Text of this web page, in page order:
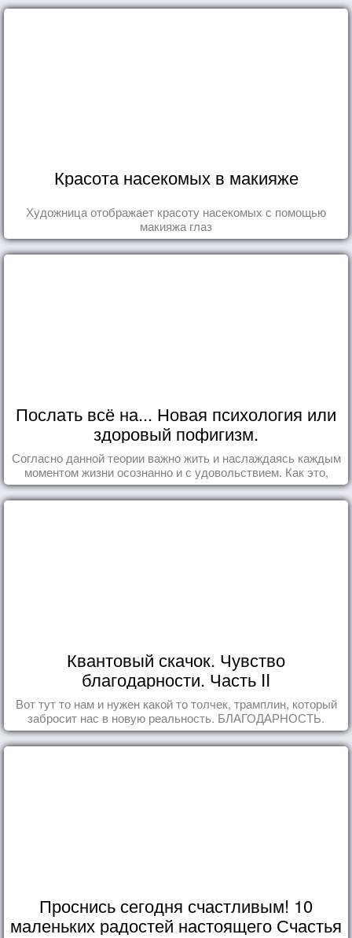
Красота насекомых в макияже
Художница отображает красоту насекомых с помощью
макияжа глаз
Послать всё на... Новая психология или
здоровый пофигизм.
Согласно данной теории важно жить и наслаждаясь каждым
моментом жизни осознанно и с удовольствием. Как это,
попробуем разобраться на реальных примерах.
Квантовый скачок. Чувство
благодарности. Часть II
Вот тут то нам и нужен какой то толчек, трамплин, который
забросит нас в новую реальность. БЛАГОДАРНОСТЬ.
Проснись сегодня счастливым! 10
маленьких радостей настоящего Счастья